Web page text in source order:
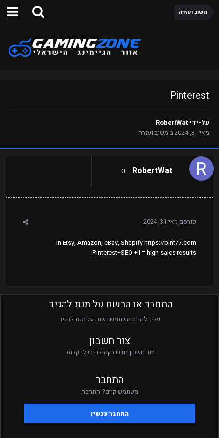
משוב ועזרה
Pinterest
על-ידיRobertWat
מאי 31, 2024
ב משוב ועזרה
RobertWat
0
פורסם מאי 31, 2024
In Etsy, Amazon, eBay, Shopify https://pint77.com
Pinterest+SEO +II = high sales results
התחבר או הרשם על מנת להגיב.
עליך להיות משתמש רשום על מנת להגיב
צור חשבון
צור חשבון חדש בקהילה בקלי קלות.
התחבר
משתמש קיים? התחבר.
התחבר עכשיו